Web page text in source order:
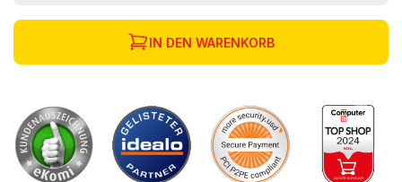
IN DEN WARENKORB